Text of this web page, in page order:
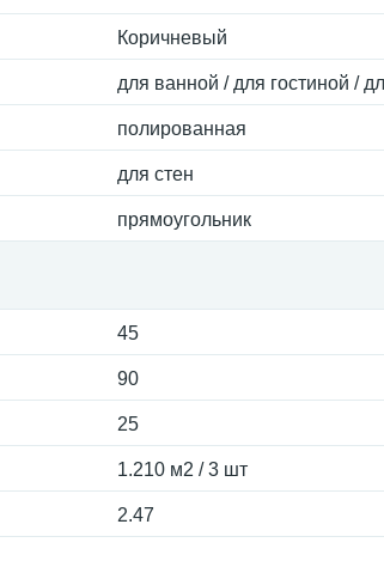
Коричневый
для ванной / для гостиной /
полированная
для стен
прямоугольник
45
90
25
1.210 м2 / 3 шт
2.47